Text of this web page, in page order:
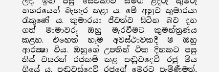
නගරයෙන් බැහැර කළා ය. මේ අනුව කුමාරයා
රැකුණේ ය. කුමාරයා ජීවත්ව සිටින බව දන
ගත් මාමාවරු ඔහු මැරවීමට කුමන්ත්‍රණය
කළහ. එහෙත් හැම අවස්ථාවකදී ම ඔහු
ආරක්‍ෂා විය. ඔහුගේ උපතින් ටික දිනකට පසු
තිස් වසරක් රජකම් කළ පඬුවදෙව් රජු මිය
ගියේ ය. පඬුවස්දෙව් රජුගේ මෙරට පැමිණීමත්,